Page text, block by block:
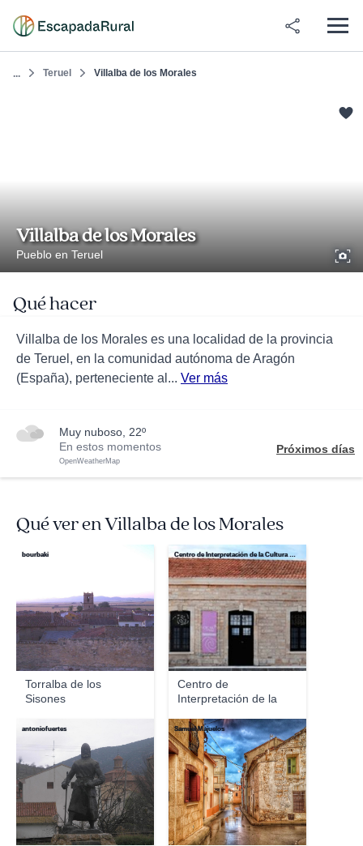
... Teruel Villalba de los Morales
Villalba de los Morales
Pueblo en Teruel
Qué hacer
Villalba de los Morales es una localidad de la provincia
de Teruel, en la comunidad autónoma de Aragón
(España), perteneciente al... Ver más
muy nuboso, 22º
En estos momentos
OpenWeatherMap
Próximos días
Qué ver en Villalba de los Morales
Torralba de los
Sisones
bourbaki
Centro de
Interpretación de la
Centro de Interpretación de la Cultura Romana
antoniofuertes Samuel Majuelos